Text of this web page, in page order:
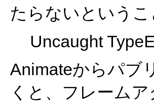
たらないというこ
Uncaught
Animateからパブ
くと、フレーム